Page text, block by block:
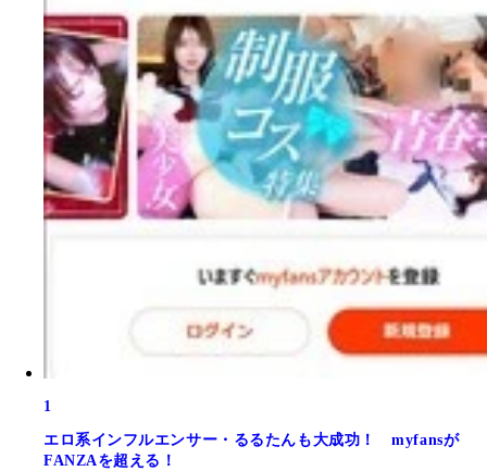
1
エロ系インフルエンサー・るるたんも大成功！ myfansが
FANZAを超える！